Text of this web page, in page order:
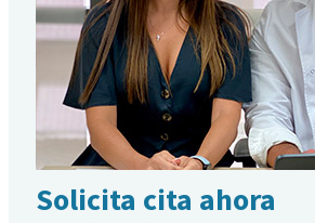
Solicita cita ahora